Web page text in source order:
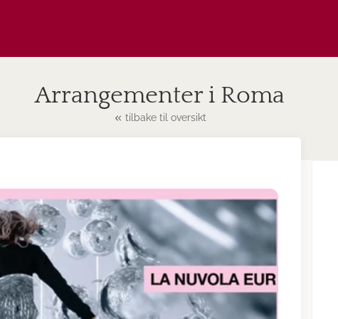
Arrangementer i Roma
tilbake til oversikt